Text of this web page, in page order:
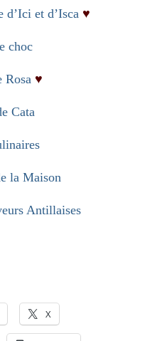
d’Ici et d’Isca ♥
choc
Rosa ♥
Cata
la Maison
Antillaises
X